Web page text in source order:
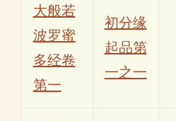
大般若
波罗蜜
多经卷
第一
初分缘
起品第
一之一